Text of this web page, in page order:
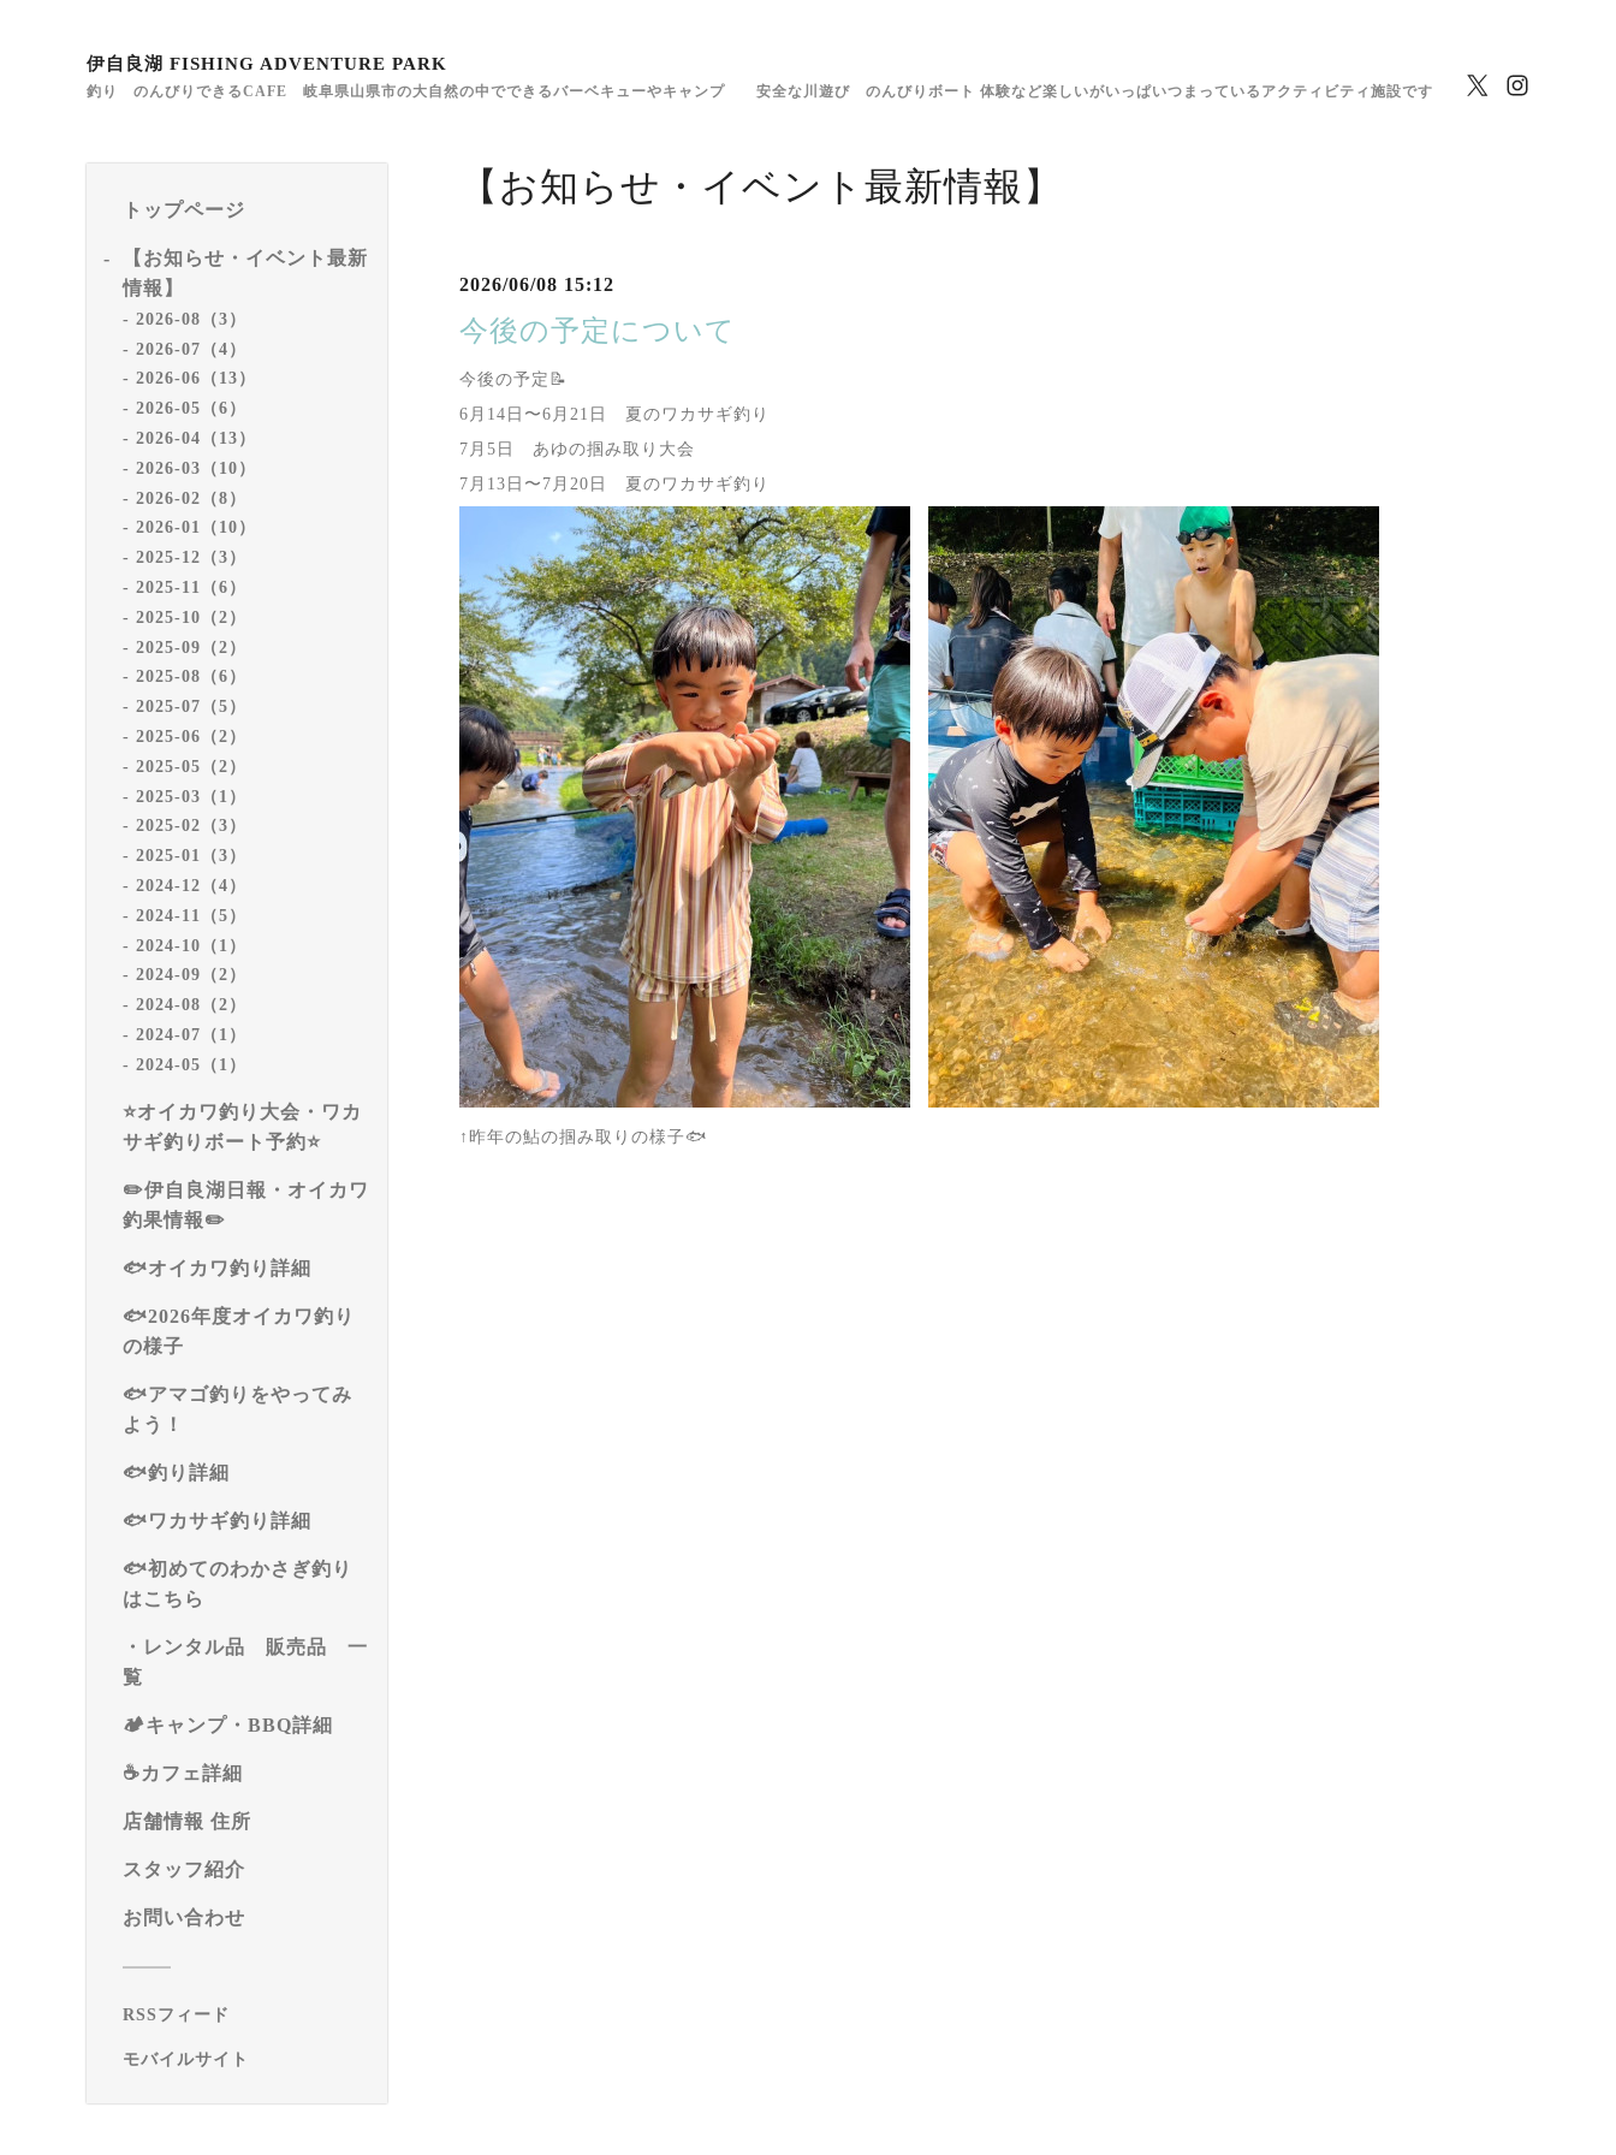
伊自良湖 FISHING ADVENTURE PARK
釣り のんびりできるCAFE 岐阜県山県市の大自然の中でできるバーベキューやキャンプ 安全な川遊び のんびりボート 体験など楽しいがいっぱいつまっているアクティビティ施設です
トップページ
【お知らせ・イベント最新
情報】
2026-08（3）
2026-07（4）
2026-06（13）
2026-05（6）
2026-04（13）
2026-03（10）
2026-02（8）
2026-01（10）
2025-12（3）
2025-11（6）
2025-10（2）
2025-09（2）
2025-08（6）
2025-07（5）
2025-06（2）
2025-05（2）
2025-03（1）
2025-02（3）
2025-01（3）
2024-12（4）
2024-11（5）
2024-10（1）
2024-09（2）
2024-08（2）
2024-07（1）
2024-05（1）
⭐️オイカワ釣り大会・ワカ
サギ釣りボート予約⭐️
✏️伊自良湖日報・オイカワ
釣果情報✏️
🐟オイカワ釣り詳細
🐟2026年度オイカワ釣り
の様子
🐟アマゴ釣りをやってみ
よう！
🐟釣り詳細
🐟ワカサギ釣り詳細
🐟初めてのわかさぎ釣り
はこちら
・レンタル品 販売品 一
覧
🏕️キャンプ・BBQ詳細
☕️カフェ詳細
店舗情報 住所
スタッフ紹介
お問い合わせ
RSSフィード
モバイルサイト
【お知らせ・イベント最新情報】
2026/06/08 15:12
今後の予定について
今後の予定📝
6月14日〜6月21日 夏のワカサギ釣り
7月5日 あゆの掴み取り大会
7月13日〜7月20日 夏のワカサギ釣り
↑昨年の鮎の掴み取りの様子🐟